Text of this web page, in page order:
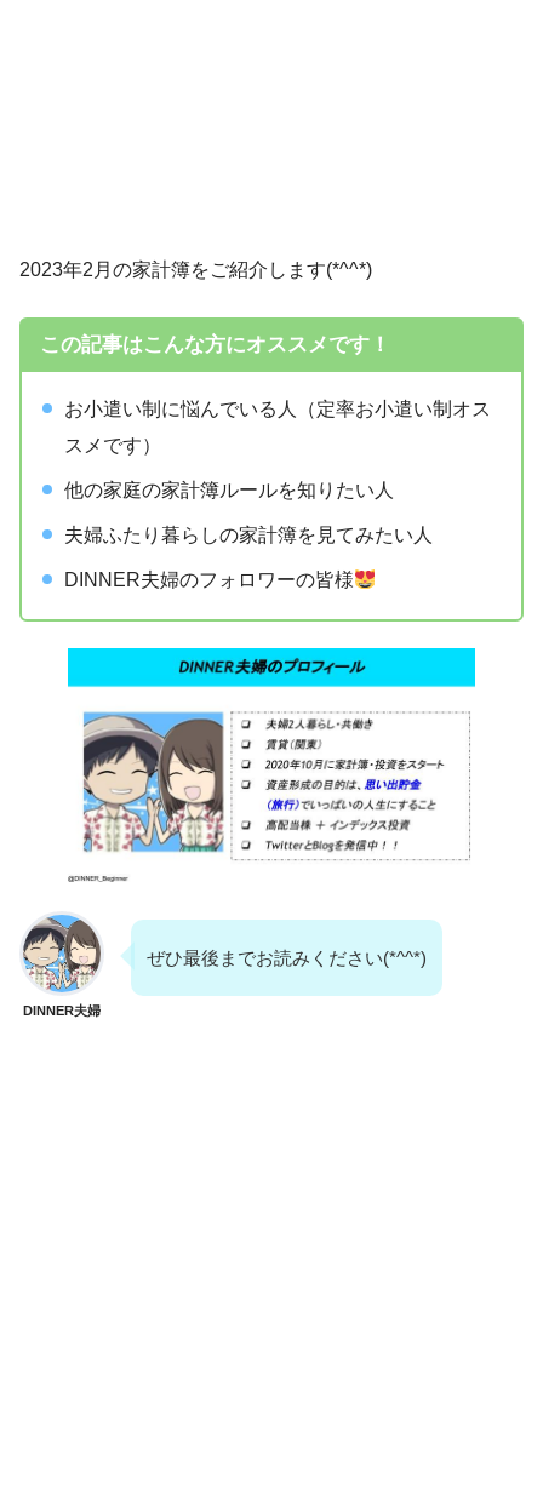
2023年2月の家計簿をご紹介します(*^^*)
この記事はこんな方にオススメです！
お小遣い制に悩んでいる人（定率お小遣い制オス
スメです）
他の家庭の家計簿ルールを知りたい人
夫婦ふたり暮らしの家計簿を見てみたい人
DINNER夫婦のフォロワーの皆様
DINNER夫婦
ぜひ最後までお読みください(*^^*)